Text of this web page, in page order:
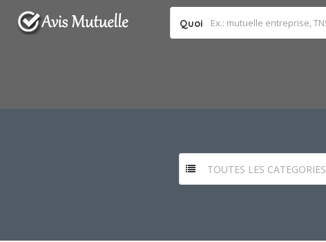
Quoi
TOUTES LES CATEGORIES